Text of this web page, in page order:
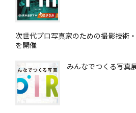
次世代プロ写真家のための撮影技術
を開催
みんなでつくる写真